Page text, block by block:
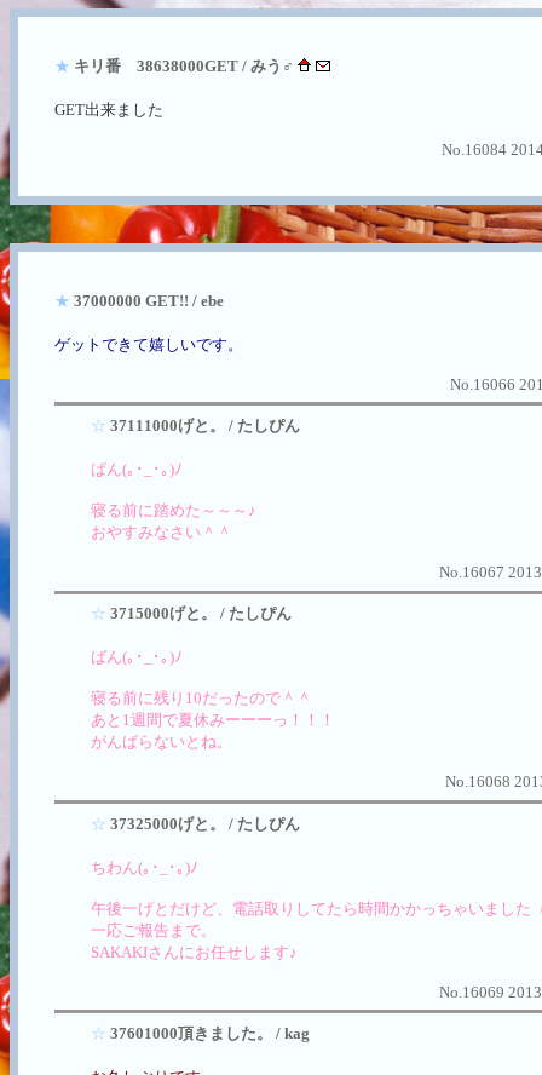
★ キリ番 38638000GET / みう♂
GET出来ました
No.16084
★ 37000000 GET!! / ebe
ゲットできて嬉しいです。
No.16066
☆ 37111000げと。 / たしぴん
ばん(｡･_･｡)ﾉ
寝る前に踏めた～～～♪
おやすみなさい＾＾
No.16067
☆ 3715000げと。 / たしぴん
ばん(｡･_･｡)ﾉ
寝る前に残り10だったので＾＾
あと1週間で夏休みーーーっ！！！
がんばらないとね。
No.16068
☆ 37325000げと。 / たしぴん
ちわん(｡･_･｡)ﾉ
午後一げとだけど、電話取りしてたら時間かかっちゃいました
一応ご報告まで。
SAKAKIさんにお任せします♪
No.16069
☆ 37601000頂きました。 / kag